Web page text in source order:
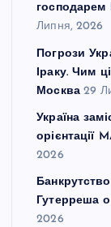
господарем
Липня, 2026
Погрози
Іраку. Чим
Москва 29
Україна
орієнтації
2026
Гутерреша
2026